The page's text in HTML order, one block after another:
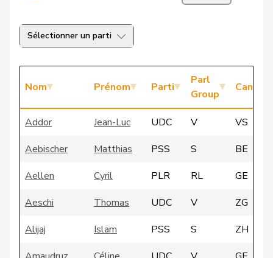
Sélectionner un parti
Nom Prénom Parti
Parl
Group
Canton
Addor Jean-Luc UDC V
VS
Aebischer
Matthias PSS S
BE
Aellen
Cyril PLR RL
GE
Aeschi
Thomas UDC V
ZG
Alijaj
Islam PSS S
ZH